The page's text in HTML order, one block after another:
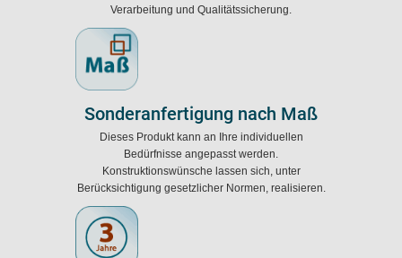
Verarbeitung und Qualitätssicherung.
Sonderanfertigung nach Maß
Dieses Produkt kann an Ihre individuellen
Bedürfnisse angepasst werden.
Konstruktionswünsche lassen sich, unter
Berücksichtigung gesetzlicher Normen, realisieren.